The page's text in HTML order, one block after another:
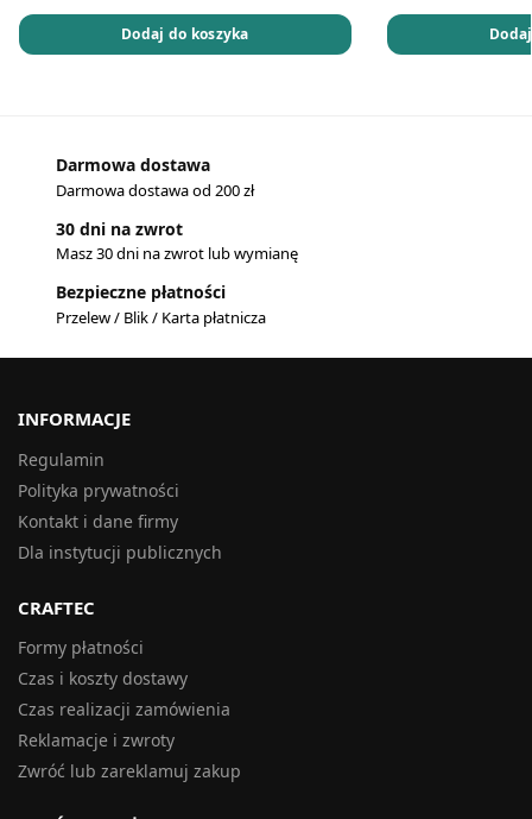
Dodaj do koszyka
Darmowa dostawa
Darmowa dostawa od 200 zł
30 dni na zwrot
Masz 30 dni na zwrot lub wymianę
Bezpieczne płatności
Przelew / Blik / Karta płatnicza
INFORMACJE
Regulamin
Polityka prywatności
Kontakt i dane firmy
Dla instytucji publicznych
CRAFTEC
Formy płatności
Czas i koszty dostawy
Czas realizacji zamówienia
Reklamacje i zwroty
Zwróć lub zareklamuj zakup